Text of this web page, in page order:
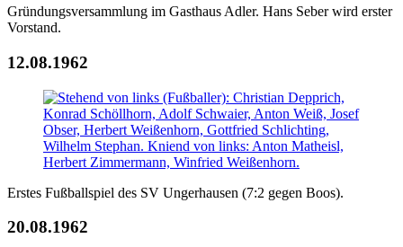
Gründungsversammlung im Gasthaus Adler. Hans Seber wird erster
Vorstand.
12.08.1962
Erstes Fußballspiel des SV Ungerhausen (7:2 gegen Boos).
20.08.1962